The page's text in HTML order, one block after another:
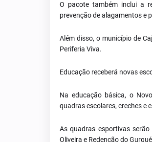
O pacote também inclui a
prevenção de alagamentos e
Além disso, o município de
Periferia Viva.
Educação receberá novas
Na educação básica, o
quadras escolares, creches e
As quadras esportivas
Oliveira e Redenção do